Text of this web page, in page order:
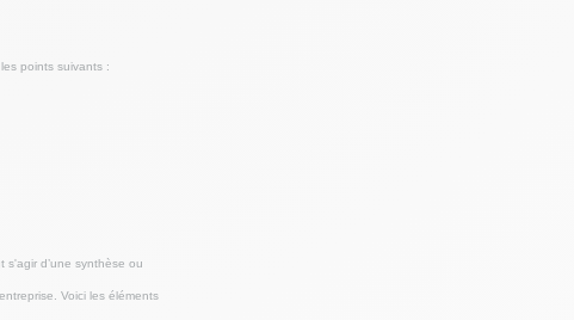
points suivants :
s'agir d’une synthèse ou
Voici les éléments